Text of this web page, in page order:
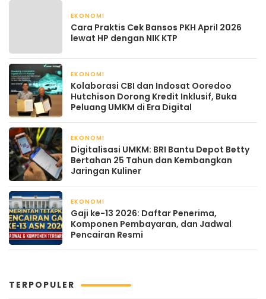
EKONOMI
Cara Praktis Cek Bansos PKH April 2026
lewat HP dengan NIK KTP
EKONOMI
Kolaborasi CBI dan Indosat Ooredoo
Hutchison Dorong Kredit Inklusif, Buka
Peluang UMKM di Era Digital
EKONOMI
Digitalisasi UMKM: BRI Bantu Depot Betty
Bertahan 25 Tahun dan Kembangkan
Jaringan Kuliner
EKONOMI
Gaji ke-13 2026: Daftar Penerima,
Komponen Pembayaran, dan Jadwal
Pencairan Resmi
TERPOPULER